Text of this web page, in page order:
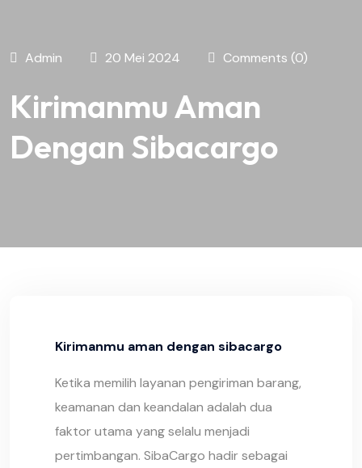
Admin 20 Mei 2024 Comments (0)
Kirimanmu Aman
Dengan Sibacargo
Kirimanmu aman dengan sibacargo
Ketika memilih layanan pengiriman barang,
keamanan dan keandalan adalah dua
faktor utama yang selalu menjadi
pertimbangan. SibaCargo hadir sebagai